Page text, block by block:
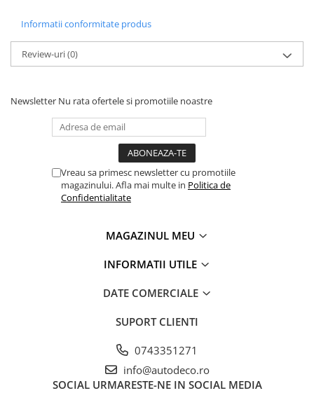
CAR AUDIO
DIVERSE
DRIFT
PAUL WALKER STICKER
PRODUSE IN TRENDING
SETURI STICKERE
STICKERE CU ANIMALE
STICKERE GEAM MIC
STICKERE PENTRU CAPOTA
STICKERE PENTRU LATERALE
STICKERE PERSONALIZATE
Informatii conformitate produs
Review-uri(0)
Newsletter Nu rata ofertele si promotiile noastre
Vreau sa primesc newsletter cu promotiile
magazinului. Afla mai multe in Politica de
Confidentialitate
MAGAZINUL MEU
INFORMATII UTILE
DATE COMERCIALE
SUPORT CLIENTI
0743351271
info@autodeco.ro
SOCIAL URMARESTE-NE IN SOCIAL MEDIA